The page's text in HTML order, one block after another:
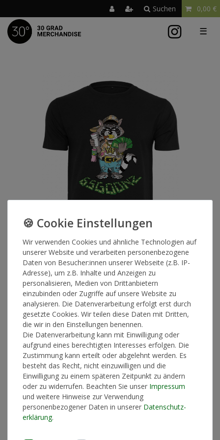
Suchen 0,00 €
☰
65Goonz
65GOONZ Tour Shirt
Das 65 Tour Shirt ist mit seinem exklusiven Comic Design ein
absolutes must have. Der Fit ist True-To-Size, das heißt es fällt
normal aus. Das Material besteht zu 100% aus Baumwolle
Artikelnummer
GRÖSSE
Wir verwenden Cookies und ähnliche Technologien auf
unserer Website und verarbeiten personenbezogene
Daten von Besucher:innen unserer Webseite (z.B. IP-
Adresse), um z.B. Inhalte und Anzeigen zu
personalisieren, Medien von Drittanbietern
einzubinden oder Zugriffe auf unsere Website zu
analysieren. Die Datenverarbeitung erfolgt erst durch
gesetzte Cookies. Wir teilen diese Daten mit Dritten,
die wir in den Einstellungen benennen.
Die Datenverarbeitung kann mit Einwilligung oder
aufgrund eines berechtigten Interesses erfolgen. Die
Zustimmung kann erteilt oder abgelehnt werden. Es
besteht das Recht, nicht einzuwilligen und die
Einwilligung zu einem späteren Zeitpunkt zu ändern
oder zu widerrufen. Beachten Sie unser Impressum
und weitere Hinweise zur Verwendung
personenbezogener Daten in unserer Daten­schutz­
erklärung.